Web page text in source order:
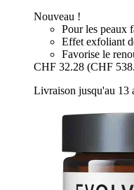
Nouveau !
Pour les peaux
Effet exfoliant
Favorise le
CHF 32.28 (CHF
Livraison jusqu'au 13